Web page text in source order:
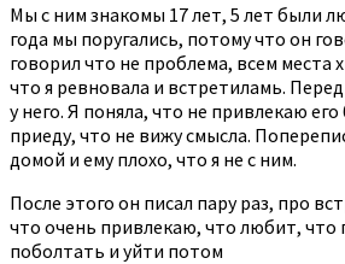
Мы с ним знакомы 17 лет, 5 лет были
года мы поругались, потому что он
говорил что не проблема, всем места
что я ревновала и встретиламь.
у него. Я поняла, что не привлекаю
приеду, что не вижу смысла.
домой и ему плохо, что я не с ним.
После этого он писал пару раз, про
что очень привлекаю, что любит, что
поболтать и уйти потом